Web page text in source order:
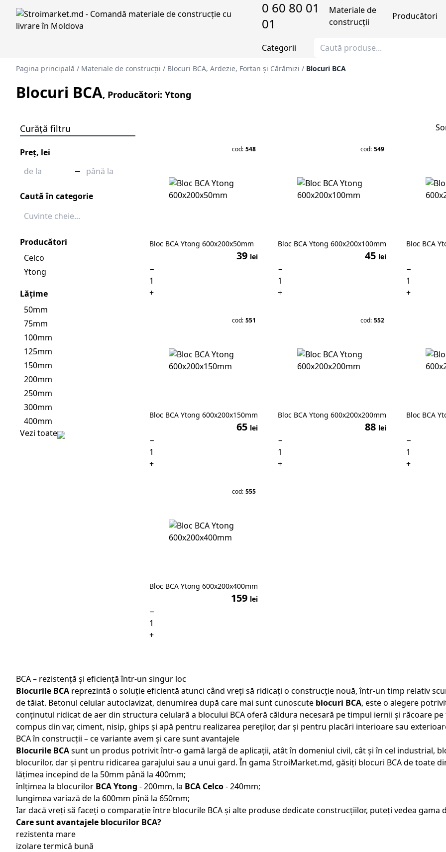
0 60 80 01
01
Materiale de
construcții
Producători
Categorii
Pagina principală / Materiale de construcții / Blocuri BCA, Ardezie, Fortan și Cărămizi / Blocuri BCA
Blocuri BCA, Producători: Ytong
Curăță filtru
Preț, lei
Caută în categorie
Producători
Celco
Ytong
Lățime
50mm
75mm
100mm
125mm
150mm
200mm
250mm
300mm
400mm
Vezi toate
cod: 548
Bloc BCA Ytong 600x200x50mm
39 lei
−
+
cod: 549
Bloc BCA Ytong 600x200x100mm
45 lei
−
+
Bloc BCA
−
+
cod: 551
Bloc BCA Ytong 600x200x150mm
65 lei
−
+
cod: 552
Bloc BCA Ytong 600x200x200mm
88 lei
−
+
Bloc BCA
−
+
cod: 555
Bloc BCA Ytong 600x200x400mm
159 lei
−
+
BCA – rezistență și eficiență într-un singur loc
Blocurile BCA reprezintă o soluție eficientă atunci când vreți să ridicați o construcție nouă, într-un timp relativ
de tăiat. Betonul celular autoclavizat, denumirea după care mai sunt cunoscute blocuri BCA, este o alegere
conținutul ridicat de aer din structura celulară a blocului BCA oferă căldura necesară pe timpul iernii și răcoare
compus din var, ciment, nisip, ghips și apă pentru realizarea pereților, dar și pentru placări interioare sau
BCA în construcții – ce variante avem și care sunt avantajele
Blocurile BCAsunt un produs potrivit într-o gamă largă de aplicații, atât în domeniul civil, cât și în cel industrial,
blocurilor, dar și pentru ridicarea garajului sau a unui gard. În gama StroiMarket.md, găsiți blocuri BCA de toate
lățimea incepind de la 50mm până la 400mm;
înlțimea la blocurilor BCA Ytong - 200mm, la BCA Celco- 240mm;
lungimea variază de la 600mm pînă la 650mm;
Iar dacă vreți să faceți o comparație între blocurile BCA și alte produse dedicate construcțiilor, puteți vedea gama
Care sunt avantajele blocurilor BCA?
rezistenta mare
izolare termică bună